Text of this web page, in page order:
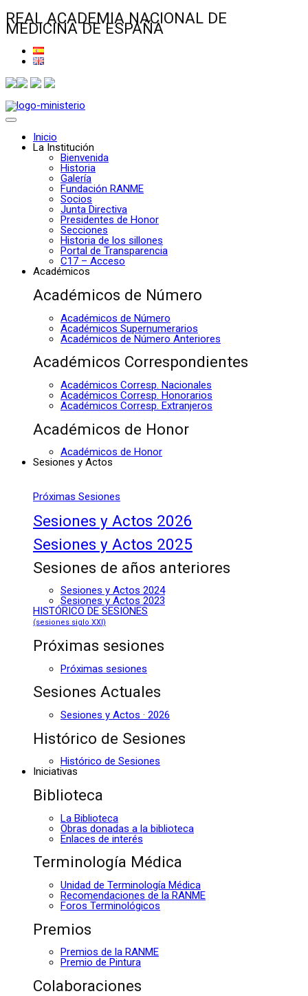
REAL ACADEMIA NACIONAL DE
MEDICINA DE ESPAÑA
Inicio
La Institución
Bienvenida
Historia
Galería
Fundación RANME
Socios
Junta Directiva
Presidentes de Honor
Secciones
Historia de los sillones
Portal de Transparencia
C17 – Acceso
Académicos
Académicos de Número
Académicos de Número
Académicos Supernumerarios
Académicos de Número Anteriores
Académicos Correspondientes
Académicos Corresp. Nacionales
Académicos Corresp. Honorarios
Académicos Corresp. Extranjeros
Académicos de Honor
Académicos de Honor
Sesiones y Actos
Próximas Sesiones
Sesiones y Actos 2026
Sesiones y Actos 2025
Sesiones de años anteriores
Sesiones y Actos 2024
Sesiones y Actos 2023
HISTÓRICO DE SESIONES
(sesiones siglo XXI)
Próximas sesiones
Próximas sesiones
Sesiones Actuales
Sesiones y Actos · 2026
Histórico de Sesiones
Histórico de Sesiones
Iniciativas
Biblioteca
La Biblioteca
Obras donadas a la biblioteca
Enlaces de interés
Terminología Médica
Unidad de Terminología Médica
Recomendaciones de la RANME
Foros Terminológicos
Premios
Premios de la RANME
Premio de Pintura
Colaboraciones